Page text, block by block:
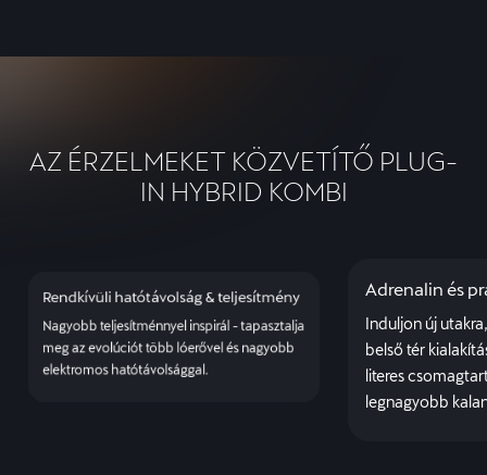
AZ ÉRZELMEKET KÖZVETÍTŐ PLUG-
IN HYBRID KOMBI
Rendkívüli hatótávolság & teljesítmény
Nagyobb teljesítménnyel inspirál - tapasztalja
meg az evolúciót több lóerővel és nagyobb
elektromos hatótávolsággal.
Adrenalin és
Induljon új
belső tér
literes
legnagyobb